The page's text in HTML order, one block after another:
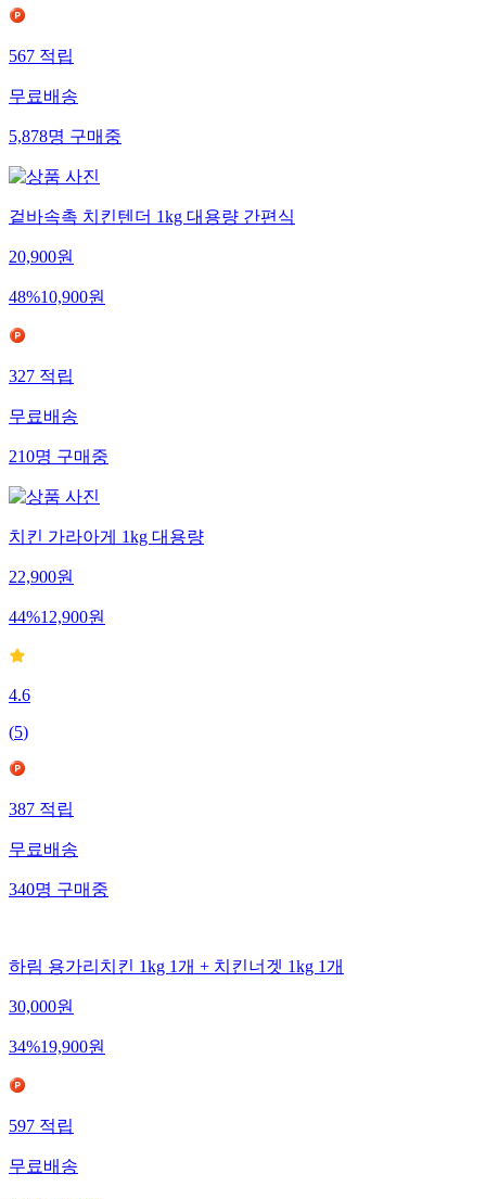
567적립
무료배송
5,878명구매중
겉바속촉 치킨텐더 1kg 대용량 간편식
20,900원
48%10,900원
327적립
무료배송
210명구매중
치킨 가라아게 1kg 대용량
22,900원
44%12,900원
4.6
(5)
387적립
무료배송
340명구매중
하림 용가리치킨 1kg 1개 + 치킨너겟 1kg 1개
30,000원
34%19,900원
597적립
무료배송